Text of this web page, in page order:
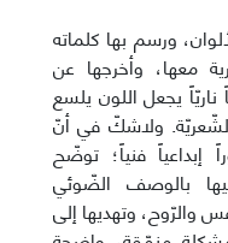
ورسم بها كلماته
معها، وأخرجها عن
يجعل اللون يلسع
ولاشكّ في أنّ
إبداعياً فنياً؛ توضّح
بالوصف الضّوئي
والرّوح، وتهديها إلى